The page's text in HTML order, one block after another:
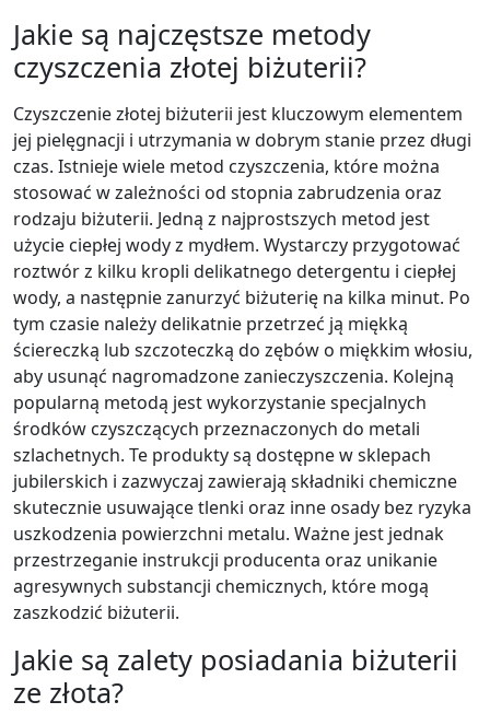
Jakie są najczęstsze metody
czyszczenia złotej biżuterii?
Czyszczenie złotej biżuterii jest kluczowym elementem
jej pielęgnacji i utrzymania w dobrym stanie przez długi
czas. Istnieje wiele metod czyszczenia, które można
stosować w zależności od stopnia zabrudzenia oraz
rodzaju biżuterii. Jedną z najprostszych metod jest
użycie ciepłej wody z mydłem. Wystarczy przygotować
roztwór z kilku kropli delikatnego detergentu i ciepłej
wody, a następnie zanurzyć biżuterię na kilka minut. Po
tym czasie należy delikatnie przetrzeć ją miękką
ściereczką lub szczoteczką do zębów o miękkim włosiu,
aby usunąć nagromadzone zanieczyszczenia. Kolejną
popularną metodą jest wykorzystanie specjalnych
środków czyszczących przeznaczonych do metali
szlachetnych. Te produkty są dostępne w sklepach
jubilerskich i zazwyczaj zawierają składniki chemiczne
skutecznie usuwające tlenki oraz inne osady bez ryzyka
uszkodzenia powierzchni metalu. Ważne jest jednak
przestrzeganie instrukcji producenta oraz unikanie
agresywnych substancji chemicznych, które mogą
zaszkodzić biżuterii.
Jakie są zalety posiadania biżuterii
ze złota?